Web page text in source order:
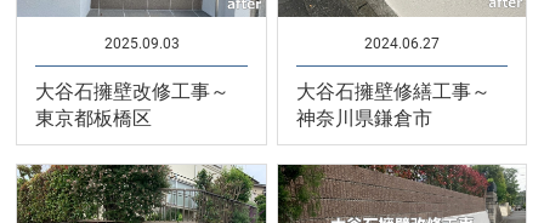
2025.09.03
大谷石擁壁改修工事～
東京都板橋区
2024.06.27
大谷石擁壁修繕工事～
神奈川県鎌倉市